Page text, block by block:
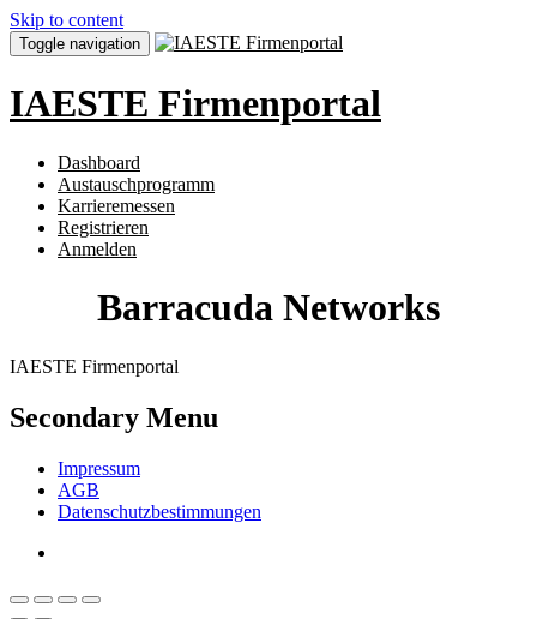
Skip to content
Toggle navigation
IAESTE Firmenportal
Dashboard
Austauschprogramm
Karrieremessen
Registrieren
Anmelden
Barracuda Networks
IAESTE Firmenportal
Secondary Menu
Impressum
AGB
Datenschutzbestimmungen